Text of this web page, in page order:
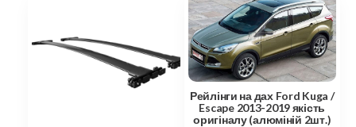
Рейлінги на дах Ford Kuga /
Escape 2013-2019 якість
оригіналу (алюміній 2шт.)